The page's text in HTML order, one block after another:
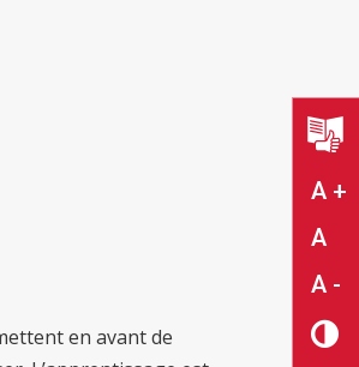
A +
A
A -
en avant de